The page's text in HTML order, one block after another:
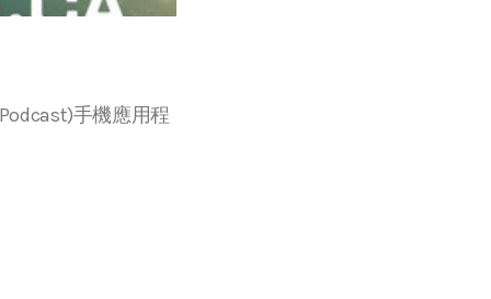
手機應用程